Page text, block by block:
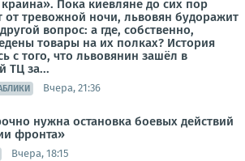
Пока киевляне до сих пор
от тревожной ночи, львовян будоражит
вопрос: а где, собственно,
товары на их полках? История
с того, что львовянин зашёл в
ТЦ за...
Вчера, 21:36
нужна остановка боевых действий
фронта»
Вчера, 18:15